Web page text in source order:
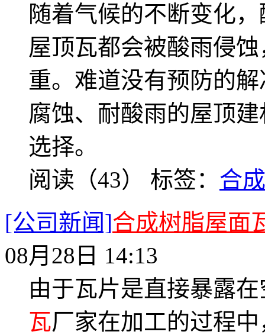
随着气候的不断变化
屋顶瓦都会被酸雨侵
重。难道没有预防的
腐蚀、耐酸雨的屋顶
选择。
阅读（43） 标签： 合
[公司新闻]合成树脂屋面
08月28日 14:13
由于瓦片是直接暴露
瓦厂家在加工的过程